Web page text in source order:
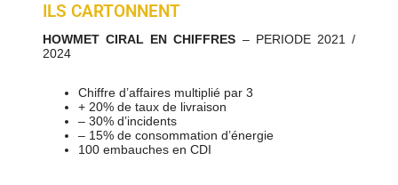
ILS CARTONNENT
HOWMET CIRAL EN CHIFFRES – PERIODE 2021 /
2024
Chiffre d’affaires multiplié par 3
+ 20% de taux de livraison
– 30% d’incidents
– 15% de consommation d’énergie
100 embauches en CDI